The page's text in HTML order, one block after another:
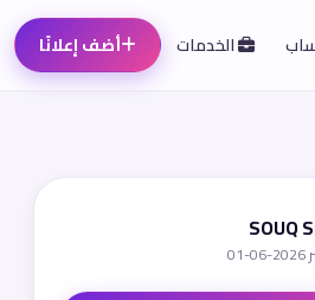
الخدمات أضف إعلانًا
SOUQ